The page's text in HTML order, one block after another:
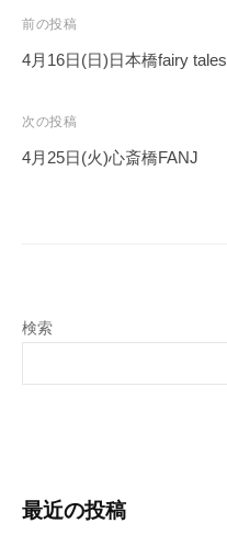
投
稿
ビ
ゲ
前の投稿
4月16日(日)日本橋fairy tales
次の投稿
4月25日(火)心斎橋FANJ
検索
最近の投稿